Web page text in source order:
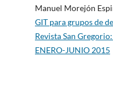
Manuel Morejón
GIT para grupos de
Revista San
ENERO-JUNIO 2015